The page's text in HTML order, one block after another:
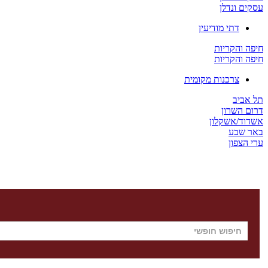
עסקים ונדלן
דתי מודיעין
חיפה והקריות
חיפה והקריות
צרכנות מקומית
תל אביב
דרום השרון
אשדוד/אשקלון
באר שבע
ערי הצפון